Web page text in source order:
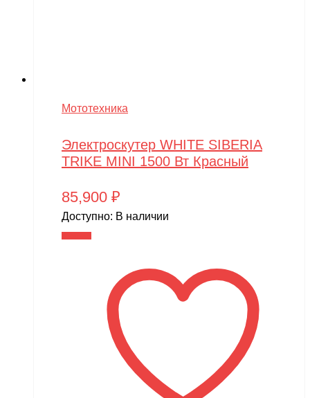
Мототехника
Электроскутер WHITE SIBERIA
TRIKE MINI 1500 Вт Красный
85,900 ₽
Доступно: В наличии